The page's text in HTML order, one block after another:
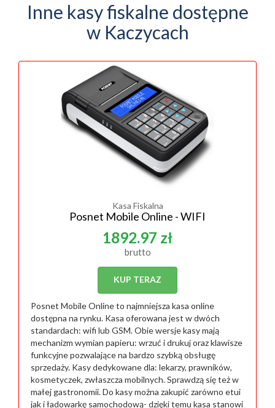
Inne kasy fiskalne dostępne
w Kaczycach
Kasa Fiskalna
Posnet Mobile Online - WIFI
1892.97 zł
brutto
KUP TERAZ
Posnet Mobile Online to najmniejsza kasa online
dostępna na rynku. Kasa oferowana jest w dwóch
standardach: wifi lub GSM. Obie wersje kasy mają
mechanizm wymian papieru: wrzuć i drukuj oraz klawisze
funkcyjne pozwalające na bardzo szybką obsługę
sprzedaży. Kasy dedykowane dla: lekarzy, prawników,
kosmetyczek, zwłaszcza mobilnych. Sprawdzą się też w
małej gastronomii. Do kasy można zakupić zarówno etui
jak i ładowarkę samochodową- dzięki temu kasa stanowi